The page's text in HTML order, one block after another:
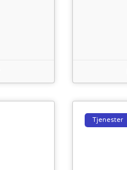
Tjenester